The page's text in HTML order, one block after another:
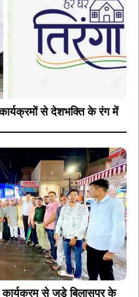
से देशभक्ति के रंग में
कार्यक्रम से जुड़े बिलासपुर के
सुना